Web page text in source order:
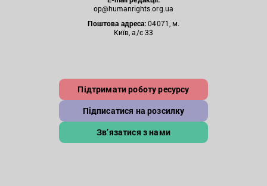
op@humanrights.org.ua
Поштова адреса:04071, м.
Київ, а/с 33
Підтримати роботу ресурсу
Підписатися на розсилку
Зв’язатися з нами